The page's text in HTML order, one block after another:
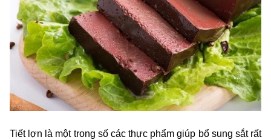
Tiết lợn là một trong số các thực phẩm giúp bổ sung sắt rất